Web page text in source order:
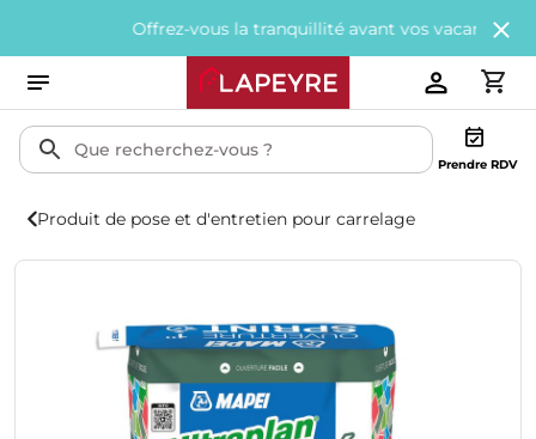
Offrez-vous la tranquillité avant vos vacances avec
Prendre RDV
Produit de pose et d'entretien pour carrelage